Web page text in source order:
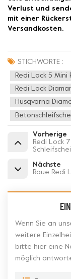
Verlust und
mit einer
Versandkosten.
STICHWORTE :
Redi Lock 5 Mini
Redi Lock
Husqvarna
Vorherige
Redi Lock
Nächste
Raue Redi
Wenn Sie an
weitere
bitte hier eine
möglich